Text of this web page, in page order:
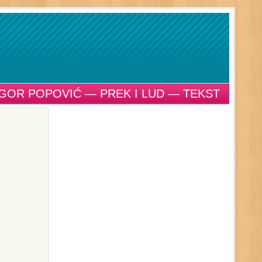
POPOVIĆ — PREK I LUD — TEKST